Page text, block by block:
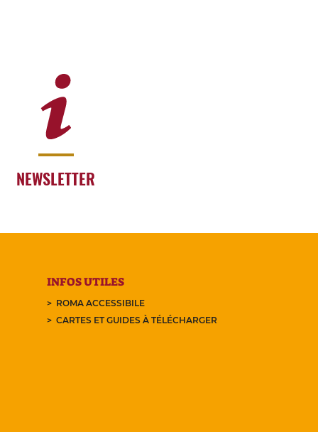
NEWSLETTER
INFOS UTILES
ROMA ACCESSIBILE
CARTES ET GUIDES À TÉLÉCHARGER